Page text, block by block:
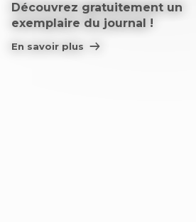
Découvrez gratuitement un
exemplaire du journal !
En savoir plus